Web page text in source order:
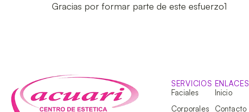
Gracias por formar parte de este esfuerzo1
SERVICIOS
Faciales
Corporales
ENLACES
Inicio
Contacto